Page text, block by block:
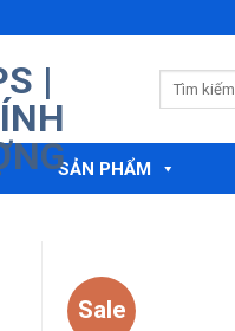
SẢN PHẨM
Sale